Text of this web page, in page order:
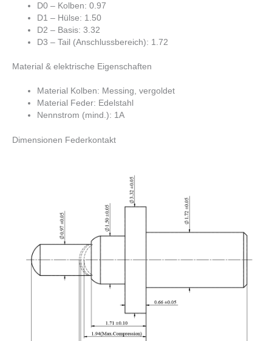
D0 – Kolben: 0.97
D1 – Hülse: 1.50
D2 – Basis: 3.32
D3 – Tail (Anschlussbereich): 1.72
Material & elektrische Eigenschaften
Material Kolben: Messing, vergoldet
Material Feder: Edelstahl
Nennstrom (mind.): 1A
Dimensionen Federkontakt